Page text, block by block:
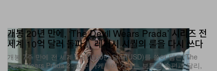
개봉 20년 만에, ‘The Devil Wears Prada’ 시리즈 전
세계 10억 달러 돌파… 레거시 시퀄의 룰을 다시 쓰다
개봉 7주 만에 전 세계 6억7,600만 달러(USD)를 쓸어 담은 ‘The
Devil Wears Prada 2’. 향수 마케팅에 기대는 보통의 속편과 달리,